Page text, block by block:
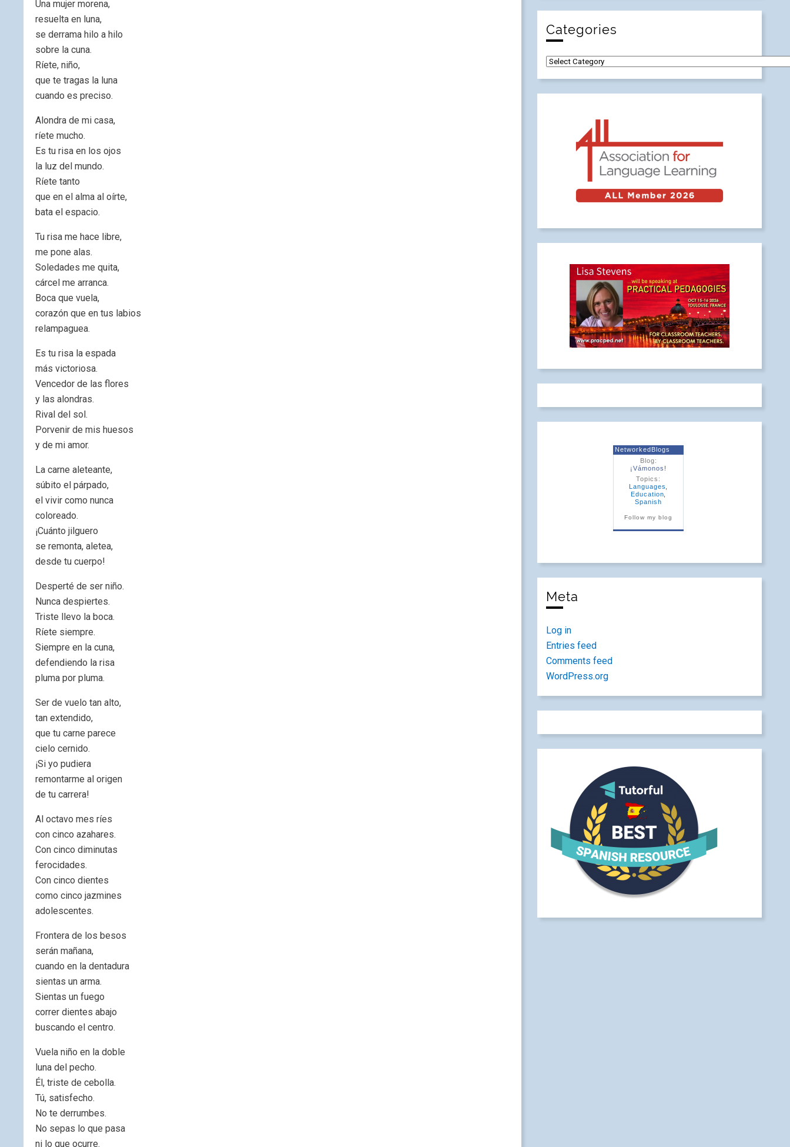
Una mujer morena,
resuelta en luna,
se derrama hilo a hilo
sobre la cuna.
Ríete, niño,
que te tragas la luna
cuando es preciso.
Alondra de mi casa,
ríete mucho.
Es tu risa en los ojos
la luz del mundo.
Ríete tanto
que en el alma al oírte,
bata el espacio.
Tu risa me hace libre,
me pone alas.
Soledades me quita,
cárcel me arranca.
Boca que vuela,
corazón que en tus labios
relampaguea.
Es tu risa la espada
más victoriosa.
Vencedor de las flores
y las alondras.
Rival del sol.
Porvenir de mis huesos
y de mi amor.
La carne aleteante,
súbito el párpado,
el vivir como nunca
coloreado.
¡Cuánto jilguero
se remonta, aletea,
desde tu cuerpo!
Desperté de ser niño.
Nunca despiertes.
Triste llevo la boca.
Ríete siempre.
Siempre en la cuna,
defendiendo la risa
pluma por pluma.
Ser de vuelo tan alto,
tan extendido,
que tu carne parece
cielo cernido.
¡Si yo pudiera
remontarme al origen
de tu carrera!
Al octavo mes ríes
con cinco azahares.
Con cinco diminutas
ferocidades.
Con cinco dientes
como cinco jazmines
adolescentes.
Frontera de los besos
serán mañana,
cuando en la dentadura
sientas un arma.
Sientas un fuego
correr dientes abajo
buscando el centro.
Vuela niño en la doble
luna del pecho.
Él, triste de cebolla.
Tú, satisfecho.
No te derrumbes.
No sepas lo que pasa
ni lo que ocurre.
Categories
NetworkedBlogs
Blog:
¡Vámonos!
Topics:
Languages
Education
Spanish
Follow my blog
Meta
Log in
Entries feed
Comments feed
WordPress.org